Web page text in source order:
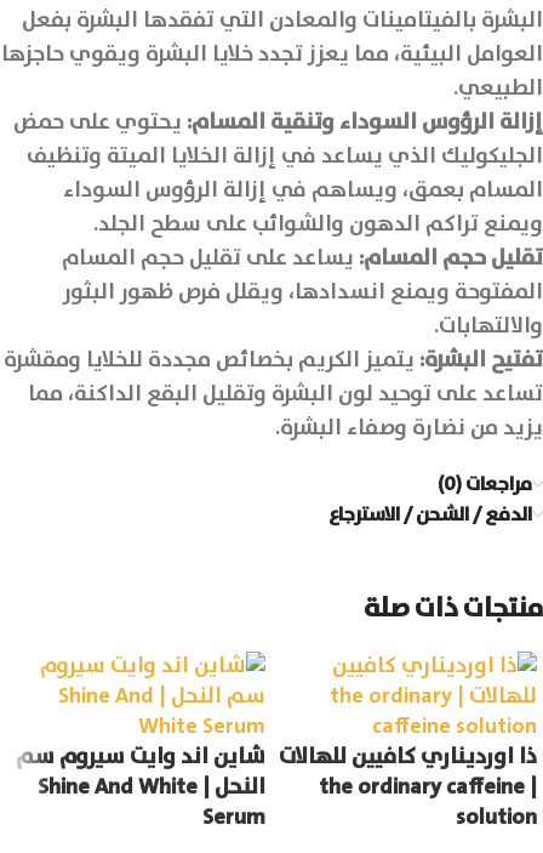
البشرة بالفيتامينات والمعادن التي تفقدها البشرة بفعل
العوامل البيئية، مما يعزز تجدد خلايا البشرة ويقوي حاجزها
الطبيعي.
إزالة الرؤوس السوداء وتنقية المسام: يحتوي على حمض
الجليكوليك الذي يساعد في إزالة الخلايا الميتة وتنظيف
المسام بعمق، ويساهم في إزالة الرؤوس السوداء
ويمنع تراكم الدهون والشوائب على سطح الجلد.
تقليل حجم المسام: يساعد على تقليل حجم المسام
المفتوحة ويمنع انسدادها، ويقلل فرص ظهور البثور
والالتهابات.
تفتيح البشرة: يتميز الكريم بخصائص مجددة للخلايا ومقشرة
تساعد على توحيد لون البشرة وتقليل البقع الداكنة، مما
يزيد من نضارة وصفاء البشرة.
مراجعات (0)
الدفع / الشحن / الاسترجاع
منتجات ذات صلة
ذا اورديناري كافيين للهالات
| the ordinary caffeine
solution
شاين اند وايت سيروم سم
النحل | Shine And White
Serum